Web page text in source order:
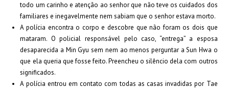
todo um carinho e atenção ao senhor que não teve os cuidados dos
familiares e inegavelmente nem sabiam que o senhor estava morto.
A polícia encontra o corpo e descobre que não foram os dois que
mataram. O policial responsável pelo caso, “entrega” a esposa
desaparecida a Min Gyu sem nem ao menos perguntar a Sun Hwa o
que ela queria que fosse feito. Preencheu o silêncio dela com outros
significados.
A polícia entrou em contato com todas as casas invadidas por Tae